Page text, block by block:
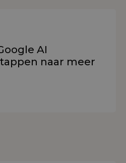
AI
naar meer